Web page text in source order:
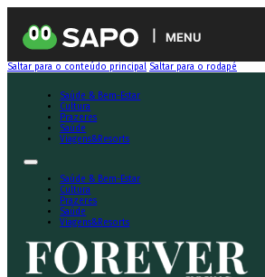
MENU
Saltar para o conteúdo principal Saltar para o rodapé
Saúde & Bem-Estar
Cultura
Prazeres
Saúde
Viagens&Resorts
Saúde & Bem-Estar
Cultura
Prazeres
Saúde
Viagens&Resorts